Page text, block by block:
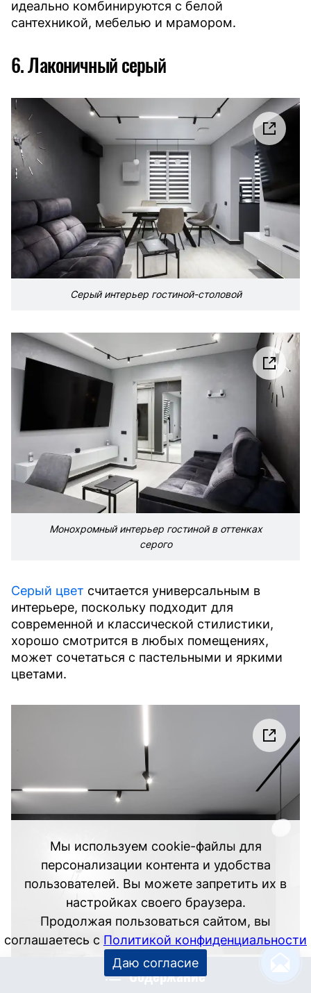
идеально комбинируются с белой
сантехникой, мебелью и мрамором.
6. Лаконичный серый
Серый интерьер гостиной-столовой
Монохромный интерьер гостиной в оттенках
серого
Серый цвет считается универсальным в
интерьере, поскольку подходит для
современной и классической стилистики,
хорошо смотрится в любых помещениях,
может сочетаться с пастельными и яркими
цветами.
Содержание
Мы используем cookie-файлы для
персонализации контента и удобства
пользователей. Вы можете запретить их в
настройках своего браузера.
Продолжая пользоваться сайтом, вы
соглашаетесь с Политикой конфиденциальности
Даю согласие